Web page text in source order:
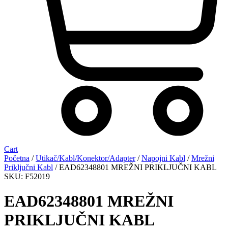
Cart
Početna /Utikač/Kabl/Konektor/Adapter/Napojni Kabl /Mrežni
Priključni Kabl / EAD62348801 MREŽNI PRIKLJUČNI KABL
SKU: F52019
EAD62348801 MREŽNI
PRIKLJUČNI KABL